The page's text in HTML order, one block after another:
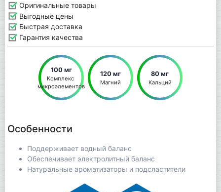
Оригинальные товары
Выгодные цены
Быстрая доставка
Гарантия качества
100 мг
Комплекс
микроэлементов
120 мг
Магний
80 мг
Кальций
Особенности
Поддерживает водный баланс
Обеспечивает электролитный баланс
Натуральные ароматизаторы и подсластители